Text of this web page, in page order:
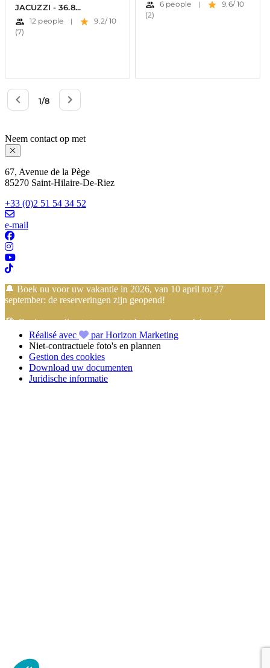
Neem contact op met
67, Avenue de la Pège
85270 Saint-Hilaire-De-Riez
+33 (0)2 51 54 34 52
e-mail
🔔 Boek nu voor uw vakantie in 2026, van 10 april tot 27
september: de reserveringen zijn geopend!
🏖️ Geniet van directe toegang tot het strand vanaf de camping…
vakantie met de voeten in het zand begint hier!
📢 Profiteer van debetaling in 4 termijnen zonder kosten
FLOA Bankom uwvakantie in de Vendée
Mahanagerust te reserveren!
Réalisé avec
par Horizon Marketing
Niet-contractuele foto's en plannen
Gestion des cookies
Download uw documenten
Juridische informatie